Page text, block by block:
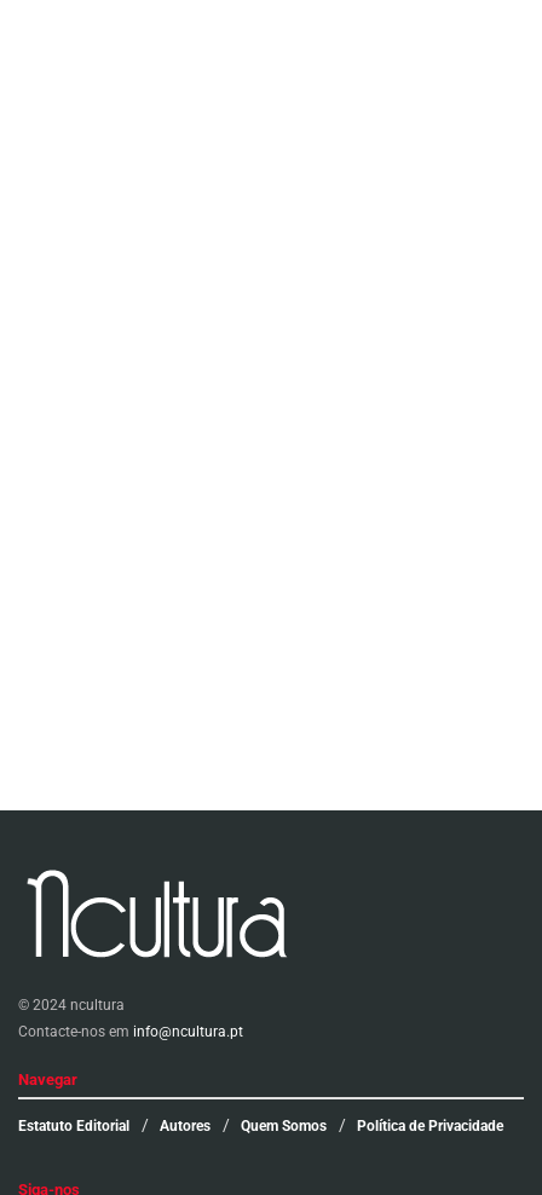
© 2024 ncultura
Contacte-nos em info@ncultura.pt
Navegar
Estatuto Editorial Autores Quem Somos Política de Privacidade
Siga-nos